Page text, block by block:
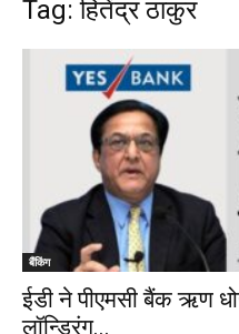
Tag: हितेंद्र ठाकुर
बैंकिंग
ईडी ने पीएमसी बैंक ऋण
लॉन्ड्रिंग...